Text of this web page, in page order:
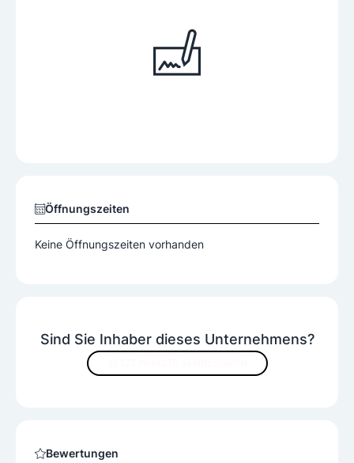
Sind Sie Inhaber dieses Unternehmens?
Bewertungen
Öffnungszeiten
Keine Öffnungszeiten vorhanden